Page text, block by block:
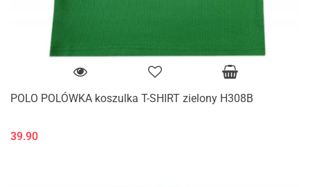
POLO POLÓWKA koszulka T-SHIRT zielony H308B
39.90